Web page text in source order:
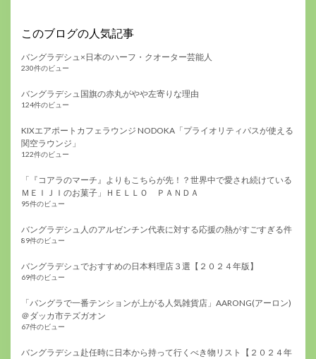
このブログの人気記事
バングラデシュ×日本のハーフ・クオーター芸能人
230件のビュー
バングラデシュ国旗の赤丸がやや左寄りな理由
124件のビュー
KIXエアポートカフェラウンジ NODOKA「プライオリティパスが使える
関空ラウンジ」
122件のビュー
「『コアラのマーチ』よりもこちらが先！？世界中で愛され続けている
ＭＥＩＪＩのお菓子」ＨＥＬＬＯ ＰＡＮＤＡ
95件のビュー
バングラデシュ人のアルゼンチン代表に対する応援の熱がすごすぎる件
89件のビュー
バングラデシュでおすすめの日本料理店３選【２０２４年版】
69件のビュー
「バングラで一番テンションが上がる人気雑貨店」AARONG(アーロン)
＠ダッカ市テズガオン
67件のビュー
バングラデシュ赴任時に日本から持って行くべき物リスト【２０２４年